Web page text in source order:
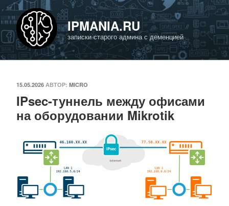
Перейти
к
содержимому
IPMANIA.RU
записки старого админа с деменцией
ОПУБЛИКОВАНО
15.05.2026 АВТОР: MICRO
IPsec-туннель между офисами
на оборудовании Mikrotik